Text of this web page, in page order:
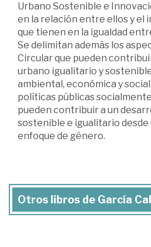
Urbano Sostenible e
en la relación entre ellos y el
que tienen en la igualdad
Se delimitan además los
Circular que pueden
urbano igualitario y
ambiental, económica y
políticas públicas
pueden contribuir a un
sostenible e igualitario
enfoque de género.
Otros libros de García